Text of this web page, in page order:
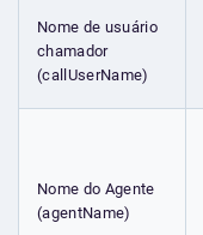
Nome de usuário
chamador
(callUserName)
Nome do Agente
(agentName)